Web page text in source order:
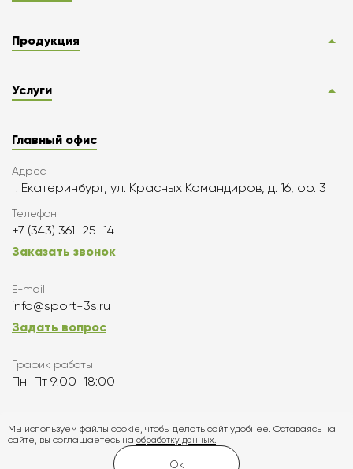
Продукция
Услуги
Главный офис
Адрес
г. Екатеринбург, ул. Красных Командиров, д. 16, оф. 3
Телефон
+7 (343) 361-25-14
Заказать звонок
E-mail
info@sport-3s.ru
Задать вопрос
График работы
Пн-Пт 9:00-18:00
Подписаться
Мы используем файлы cookie, чтобы делать сайт удобнее. Оставаясь на
сайте, вы соглашаетесь на обработку данных.
Ок